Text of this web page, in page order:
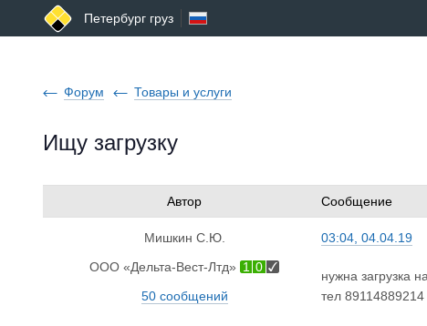
Петербург груз
Форум Товары и услуги
Ищу загрузку
Автор Сообщение
Мишкин С.Ю.
ООО «Дельта-Вест-Лтд» 1 0
50 сообщений
03:04, 04.04.19
нужна загрузка
тел